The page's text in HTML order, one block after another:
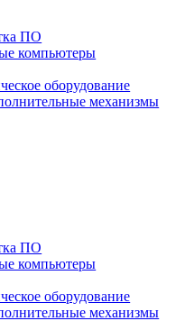
ПО
компьютеры
оборудование
механизмы
ПО
компьютеры
оборудование
механизмы